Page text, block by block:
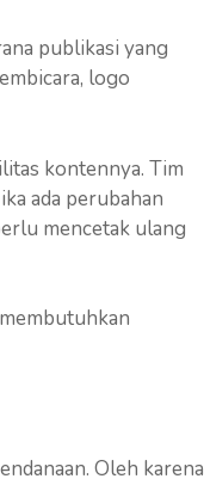
publikasi yang
logo
kontennya. Tim
ada perubahan
mencetak ulang
Oleh karena